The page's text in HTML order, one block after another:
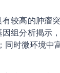
较高的肿瘤
组分析揭示
同时微环境中